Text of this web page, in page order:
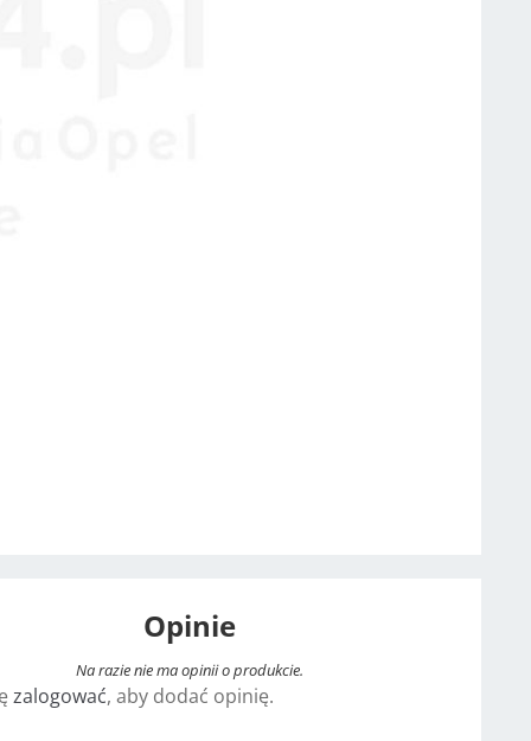
Opinie
Na razie nie ma opinii o produkcie.
zalogować, aby dodać opinię.